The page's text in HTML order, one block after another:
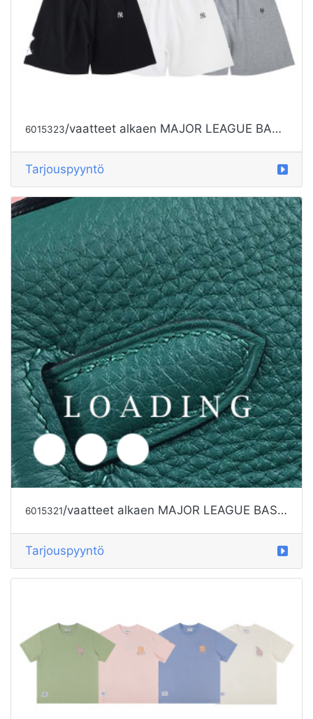
6015323/vaatteet alkaen MAJOR LEAGUE BASEBALL
Tarjouspyyntö
6015321/vaatteet alkaen MAJOR LEAGUE BASEBALL
Tarjouspyyntö